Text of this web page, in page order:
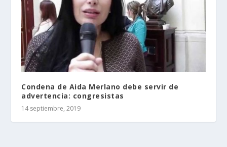
Condena de Aida Merlano debe servir de
advertencia: congresistas
14 septiembre, 2019